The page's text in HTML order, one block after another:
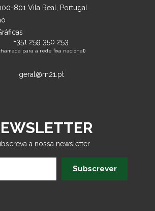
801 Vila Real, Portugal
+351 259 350 253
para a rede fixa nacional)
geral@rn21.pt
a nossa newsletter
Subscrever